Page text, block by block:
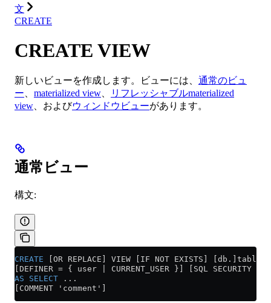
文
CREATE
CREATE VIEW
新しいビューを作成します。ビューには、 通常のビュ
ー、 materialized view、
リフレッシャブルmaterialized
view、およびウィンドウビューがあります。
通常ビュー
構文:
CREATE [OR REPLACE] VIEW [IF NOT EXISTS]
[DEFINER = { user | CURRENT_USER }] [SQL SECURITY {
AS SELECT ...
[COMMENT 'comment']